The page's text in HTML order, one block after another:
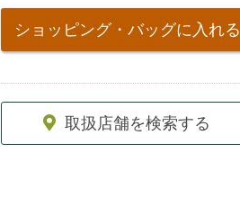
cart
options
ショッピング・バッグに入れる
取扱店舗を検索する